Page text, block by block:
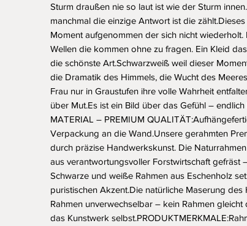
Sturm draußen nie so laut ist wie der Sturm
manchmal die einzige Antwort ist die
Moment aufgenommen der sich nicht wiederholt.
Wellen die kommen ohne zu fragen. Ein Kleid
die schönste Art.Schwarzweiß weil dieser
die Dramatik des Himmels, die Wucht des
Frau nur in Graustufen ihre volle Wahrheit
über Mut.Es ist ein Bild über das Gefühl –
MATERIAL – PREMIUM
Verpackung an die Wand.Unsere gerahmten
durch präzise Handwerkskunst. Die
aus verantwortungsvoller Forstwirtschaft gefräst
Schwarze und weiße Rahmen aus Eschenholz
puristischen Akzent.Die natürliche Maserung des
Rahmen unverwechselbar – kein Rahmen
das Kunstwerk